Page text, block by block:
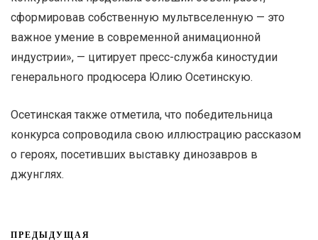
сформировав собственную мультвселенную — это
важное умение в современной анимационной
индустрии», — цитирует пресс-служба киностудии
генерального продюсера Юлию Осетинскую.
Осетинская также отметила, что победительница
конкурса сопроводила свою иллюстрацию рассказом
о героях, посетивших выставку динозавров в
джунглях.
ПРЕДЫДУЩАЯ